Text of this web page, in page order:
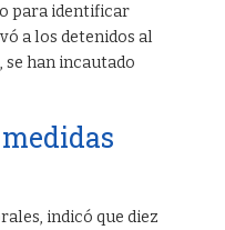
para identificar
a los detenidos al
se han incautado
indicó que diez